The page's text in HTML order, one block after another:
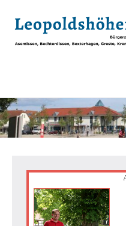
Inhalt
springen
Nachrichten
Asemissen,
Bechterdissen,
Bexterhagen,
Leopoldshöhe,
Nienhagen,
Schuckenbaum